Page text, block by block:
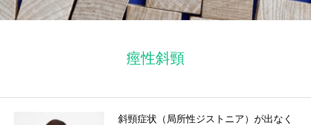
痙性斜頸
斜頸症状（局所性ジストニア）が出なく